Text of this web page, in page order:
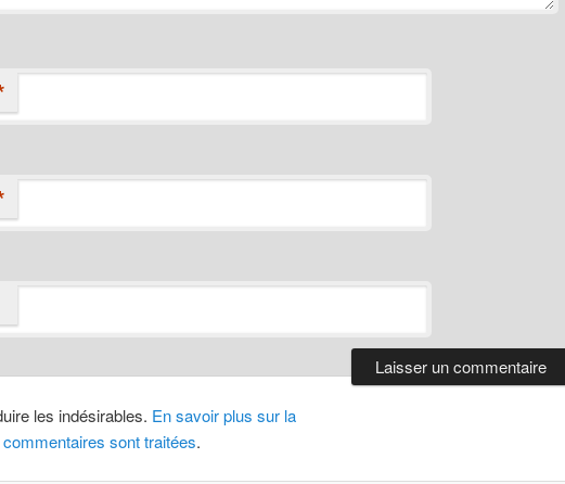
les indésirables. En savoir plus sur la
sont traitées.